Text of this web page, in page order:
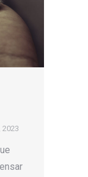
2023